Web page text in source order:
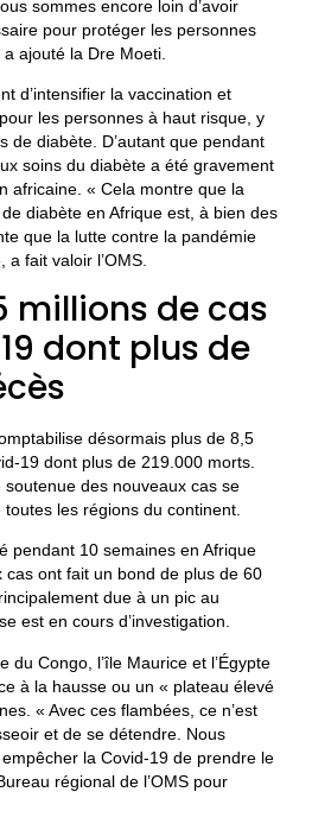
sommes encore loin d’avoir
pour protéger les personnes
ajouté la Dre Moeti.
d’intensifier la vaccination et
les personnes à haut risque, y
de diabète. D’autant que pendant
soins du diabète a été gravement
africaine. « Cela montre que la
diabète en Afrique est, à bien des
que la lutte contre la pandémie
a fait valoir l’OMS.
millions de cas
dont plus de
désormais plus de 8,5
19 dont plus de 219.000 morts.
soutenue des nouveaux cas se
les régions du continent.
pendant 10 semaines en Afrique
cas ont fait un bond de plus de 60
due à un pic au
est en cours d’investigation.
du Congo, l’île Maurice et l’Égypte
à la hausse ou un « plateau élevé
« Avec ces flambées, ce n’est
et de se détendre. Nous
la Covid-19 de prendre le
régional de l’OMS pour